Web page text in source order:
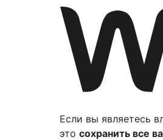
Если вы являетесь
это сохранить все